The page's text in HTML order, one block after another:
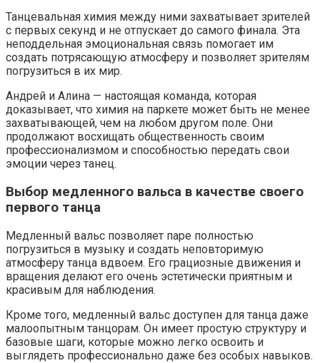
Танцевальная химия между ними захватывает зрителей
с первых секунд и не отпускает до самого финала. Эта
неподдельная эмоциональная связь помогает им
создать потрясающую атмосферу и позволяет зрителям
погрузиться в их мир.
Андрей и Алина — настоящая команда, которая
доказывает, что химия на паркете может быть не менее
захватывающей, чем на любом другом поле. Они
продолжают восхищать общественность своим
профессионализмом и способностью передать свои
эмоции через танец.
Выбор медленного вальса в качестве своего
первого танца
Медленный вальс позволяет паре полностью
погрузиться в музыку и создать неповторимую
атмосферу танца вдвоем. Его грациозные движения и
вращения делают его очень эстетически приятным и
красивым для наблюдения.
Кроме того, медленный вальс доступен для танца даже
малоопытным танцорам. Он имеет простую структуру и
базовые шаги, которые можно легко освоить и
выглядеть профессионально даже без особых навыков.